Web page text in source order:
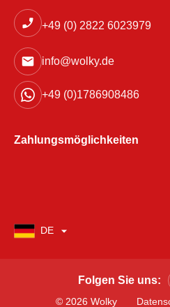
+49 (0) 2822 6023979
info@wolky.de
+49 (0)1786908486
Zahlungsmöglichkeiten
DE
© 2026 Wolky
Folgen Sie uns: